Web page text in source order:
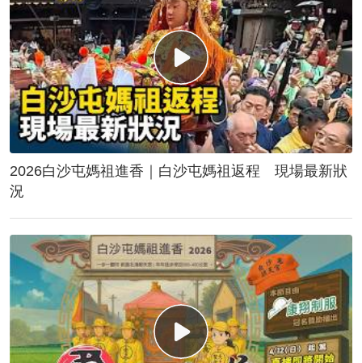
2026白沙屯媽祖進香｜白沙屯媽祖返程 現場最新狀
況